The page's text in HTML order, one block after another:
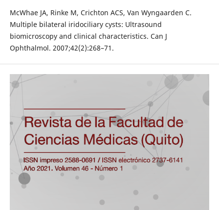
McWhae JA, Rinke M, Crichton ACS, Van Wyngaarden C.
Multiple bilateral iridociliary cysts: Ultrasound
biomicroscopy and clinical characteristics. Can J
Ophthalmol. 2007;42(2):268–71.